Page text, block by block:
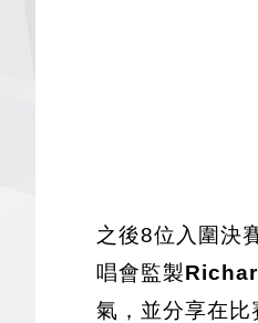
之後8位入圍決
唱會監製
氣，並分享在比